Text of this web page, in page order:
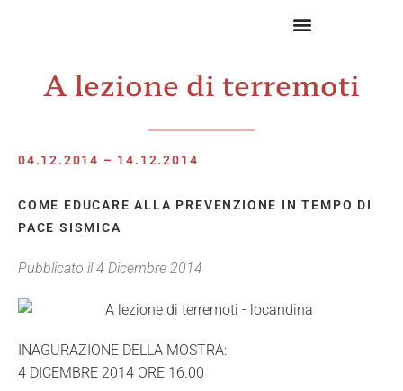
A lezione di terremoti
04.12.2014 – 14.12.2014
COME EDUCARE ALLA PREVENZIONE IN TEMPO DI
PACE SISMICA
Pubblicato il4 Dicembre 2014
INAGURAZIONE DELLA MOSTRA:
4 DICEMBRE 2014 ORE 16.00